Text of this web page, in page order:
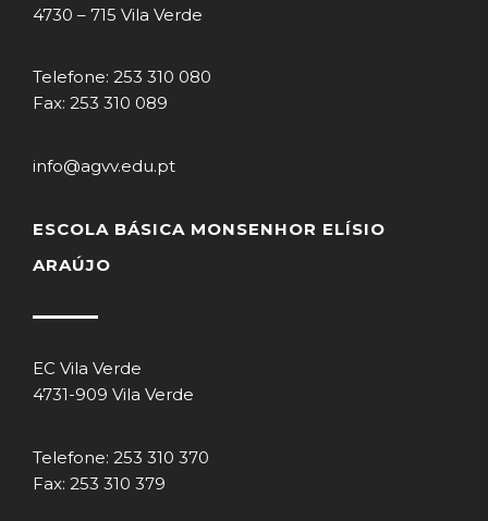
4730 – 715 Vila Verde
Telefone: 253 310 080
Fax: 253 310 089
info@agvv.edu.pt
ESCOLA BÁSICA MONSENHOR ELÍSIO
ARAÚJO
EC Vila Verde
4731-909 Vila Verde
Telefone: 253 310 370
Fax: 253 310 379